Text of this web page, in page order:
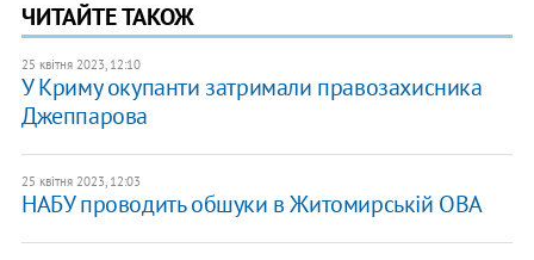
ЧИТАЙТЕ ТАКОЖ
25 квітня 2023, 12:10
У Криму окупанти затримали правозахисника
Джеппарова
25 квітня 2023, 12:03
НАБУ проводить обшуки в Житомирській ОВА